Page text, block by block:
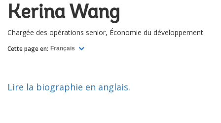
Kerina Wang
Chargée des opérations senior, Économie du développement
Cette page en: Français
Lire la biographie en anglais.